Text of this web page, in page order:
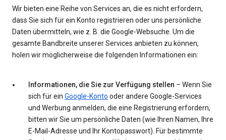
Wir bieten eine Reihe von Services an, die es nicht erfordern,
dass Sie sich für ein Konto registrieren oder uns persönliche
Daten übermitteln, wie z. B. die Google-Websuche. Um die
gesamte Bandbreite unserer Services anbieten zu können,
holen wir möglicherweise die folgenden Informationen ein:
Informationen, die Sie zur Verfügung stellen – Wenn Sie
sich für ein Google-Konto oder andere Google-Services
und Werbung anmelden, die eine Registrierung erfordern,
bitten wir Sie um persönliche Daten (wie Ihren Namen, Ihre
E-Mail-Adresse und Ihr Kontopasswort). Für bestimmte